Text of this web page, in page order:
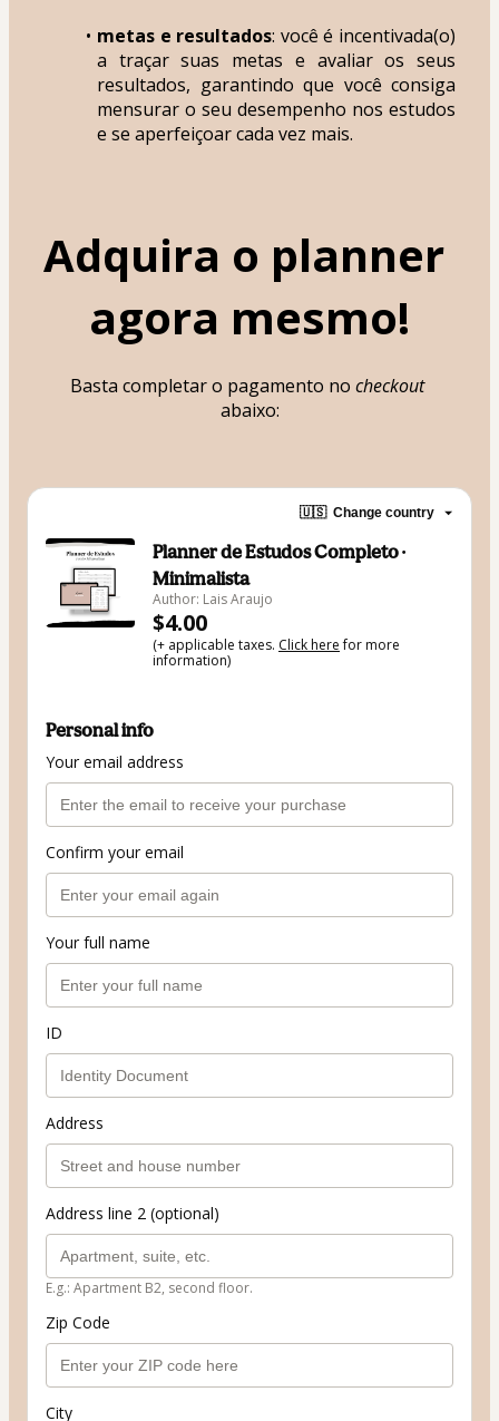
metas e resultados: você é incentivada(o)
a traçar suas metas e avaliar os seus
resultados, garantindo que você consiga
mensurar o seu desempenho nos estudos
e se aperfeiçoar cada vez mais.
Adquira o planner
agora mesmo!
Basta completar o pagamento no
checkout
abaixo:
🇺🇸 Change country
Planner de Estudos Completo ·
Minimalista
Author: Lais Araujo
$4.00
(+ applicable taxes. Click herefor more
information)
Personal info
Your email address
Confirm your email
Your full name
ID
Address
Address line 2 (optional)
E.g.: Apartment B2, second floor.
Zip Code
City